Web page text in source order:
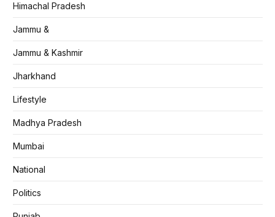
Himachal Pradesh
Jammu &
Jammu & Kashmir
Jharkhand
Lifestyle
Madhya Pradesh
Mumbai
National
Politics